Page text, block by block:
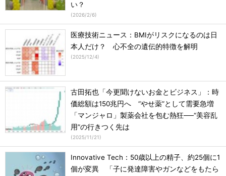
い？
(2026/2/6)
医療技術ニュース：BMIがリスクになるのは日
本人だけ？ 心不全の遺伝的特徴を解明
(2025/12/4)
古田拓也「今更聞けないお金とビジネス」：時
価総額は150兆円へ “やせ薬”として需要急増
「マンジャロ」製薬会社を包む熱狂──“美容乱
用”の行きつく先は
(2025/11/21)
Innovative Tech：50歳以上の精子、約25個に1
個が変異 「子に発達障害やガンなどをもたら